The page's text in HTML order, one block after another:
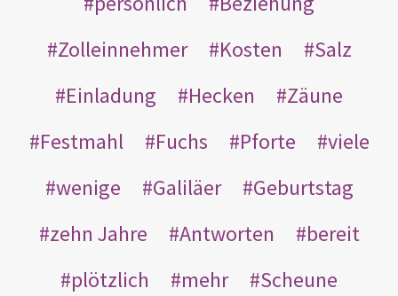
Zolleinnehmer
Kosten
Salz
Einladung
Hecken
Zäune
Festmahl
Fuchs Pforte
viele
wenige
Galiläer
Geburtstag
zehn Jahre
Antworten
bereit
plötzlich
mehr Scheune